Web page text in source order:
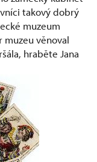
takový dobrý
muzeum
muzeu věnoval
hraběte Jana